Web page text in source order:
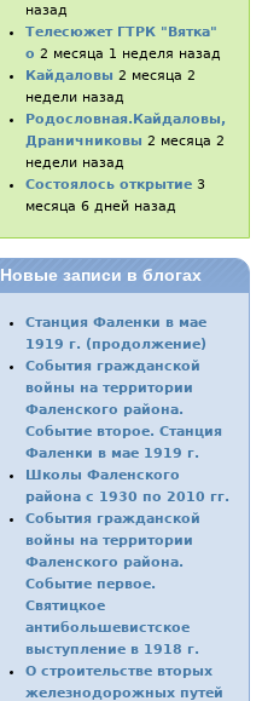
назад
Телесюжет ГТРК "Вятка"
о 2 месяца 1 неделя назад
Кайдаловы 2 месяца 2
недели назад
Родословная.Кайдаловы,
Драничниковы 2 месяца 2
недели назад
Состоялось открытие 3
месяца 6 дней назад
Новые записи в блогах
Станция Фаленки в мае
1919 г. (продолжение)
События гражданской
войны на территории
Фаленского района.
Событие второе. Станция
Фаленки в мае 1919 г.
Школы Фаленского
района с 1930 по 2010 гг.
События гражданской
войны на территории
Фаленского района.
Событие первое.
Святицкое
антибольшевистское
выступление в 1918 г.
О строительстве вторых
железнодорожных путей